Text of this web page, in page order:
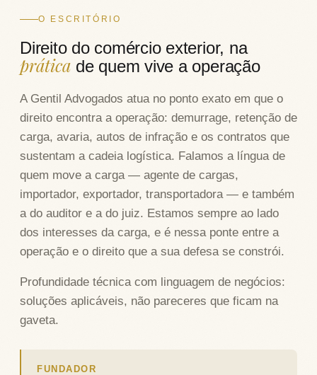
O ESCRITÓRIO
Direito do comércio exterior, na
prática de quem vive a operação
A Gentil Advogados atua no ponto exato em que o
direito encontra a operação: demurrage, retenção de
carga, avaria, autos de infração e os contratos que
sustentam a cadeia logística. Falamos a língua de
quem move a carga — agente de cargas,
importador, exportador, transportadora — e também
a do auditor e a do juiz. Estamos sempre ao lado
dos interesses da carga, e é nessa ponte entre a
operação e o direito que a sua defesa se constrói.
Profundidade técnica com linguagem de negócios:
soluções aplicáveis, não pareceres que ficam na
gaveta.
FUNDADOR